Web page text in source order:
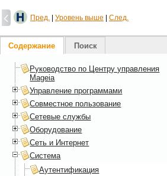
Пред. Уровень выше След.
Содержание Поиск
Руководство по Центру управления
Mageia
Управление программами
Совместное пользование
Сетевые службы
Оборудование
Сеть и Интернет
Система
Аутентификация